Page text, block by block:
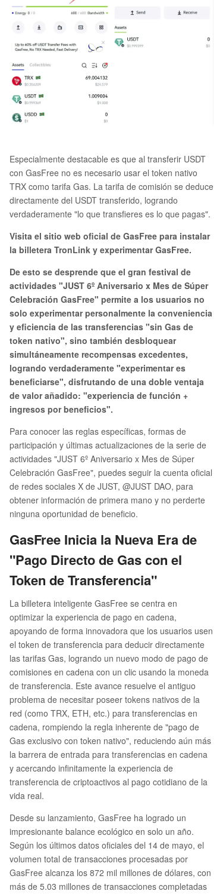
Especialmente destacable es que al transferir USDT
con GasFree no es necesario usar el token nativo
TRX como tarifa Gas. La tarifa de comisión se deduce
directamente del USDT transferido, logrando
verdaderamente "lo que transfieres es lo que pagas".
Visita el sitio web oficial de GasFree para instalar
la billetera TronLink y experimentar GasFree.
De esto se desprende que el gran festival de
actividades "JUST 6º Aniversario x Mes de Súper
Celebración GasFree" permite a los usuarios no
solo experimentar personalmente la conveniencia
y eficiencia de las transferencias "sin Gas de
token nativo", sino también desbloquear
simultáneamente recompensas excedentes,
logrando verdaderamente "experimentar es
beneficiarse", disfrutando de una doble ventaja
de valor añadido: "experiencia de función +
ingresos por beneficios".
Para conocer las reglas específicas, formas de
participación y últimas actualizaciones de la serie de
actividades "JUST 6º Aniversario x Mes de Súper
Celebración GasFree", puedes seguir la cuenta oficial
de redes sociales X de JUST, @JUST DAO, para
obtener información de primera mano y no perderte
ninguna oportunidad de beneficio.
GasFree Inicia la Nueva Era de
"Pago Directo de Gas con el
Token de Transferencia"
La billetera inteligente GasFree se centra en
optimizar la experiencia de pago en cadena,
apoyando de forma innovadora que los usuarios usen
el token de transferencia para deducir directamente
las tarifas Gas, logrando un nuevo modo de pago de
comisiones en cadena con un clic usando la moneda
de transferencia. Este avance resuelve el antiguo
problema de necesitar poseer tokens nativos de la
red (como TRX, ETH, etc.) para transferencias en
cadena, rompiendo la regla inherente de "pago de
Gas exclusivo con token nativo", reduciendo aún más
la barrera de entrada para transferencias en cadena
y acercando infinitamente la experiencia de
transferencia de criptoactivos al pago cotidiano de la
vida real.
Desde su lanzamiento, GasFree ha logrado un
impresionante balance ecológico en solo un año.
Según los últimos datos oficiales del 14 de mayo, el
volumen total de transacciones procesadas por
GasFree alcanza los 872 mil millones de dólares, con
más de 5.03 millones de transacciones completadas